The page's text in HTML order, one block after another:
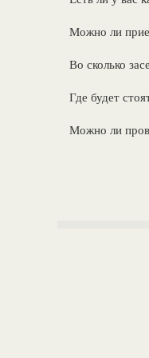
Можно ли
Во сколько
Где будет
Можно ли